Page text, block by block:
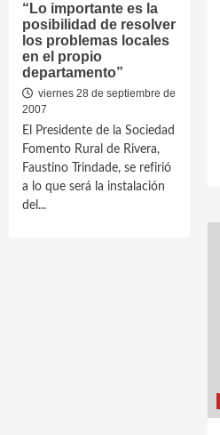
“Lo importante es la
posibilidad de resolver
los problemas locales
en el propio
departamento”
viernes 28 de septiembre de
2007
El Presidente de la Sociedad
Fomento Rural de Rivera,
Faustino Trindade, se refirió
a lo que será la instalación
del...